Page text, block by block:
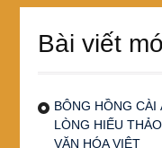
Bài viết
BÔNG HỒNG
LÒNG HIẾU
VĂN HÓA VIỆT